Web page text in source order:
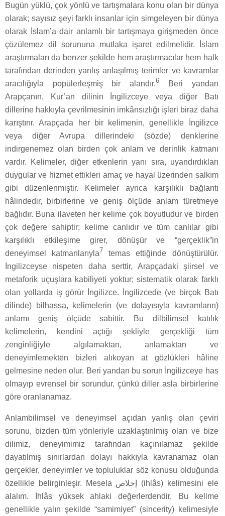
Bugün yüklü, çok yönlü ve tartışmalara konu olan bir dünya
olarak; sayısız şeyi farklı insanlar için simgeleyen bir dünya
olarak İslam’a dair anlamlı bir tartışmaya girişmeden önce
çözülemez dil sorununa mutlaka işaret edilmelidir. İslam
araştırmaları da benzer şekilde hem araştırmacılar hem halk
tarafından derinden yanlış anlaşılmış terimler ve kavramlar
aracılığıyla popülerleşmiş bir alandır.6 Beri yandan
Arapçanın, Kur’an dilinin İngilizceye veya diğer Batı
dillerine hakkıyla çevrilmesinin imkânsızlığı işleri biraz daha
karıştırır. Arapçada her bir kelimenin, genellikle İngilizce
veya diğer Avrupa dillerindeki (sözde) denklerine
indirgenemez olan birden çok anlam ve derinlik katmanı
vardır. Kelimeler, diğer etkenlerin yanı sıra, uyandırdıkları
duygular ve hizmet ettikleri amaç ve hayal üzerinden salkım
gibi düzenlenmiştir. Kelimeler ayrıca karşılıklı bağlantı
hâlindedir, birbirlerine ve geniş ölçüde anlam türetmeye
bağlıdır. Buna ilaveten her kelime çok boyutludur ve birden
çok değere sahiptir; kelime canlıdır ve tüm canlılar gibi
karşılıklı etkileşime girer, dönüşür ve “gerçeklik”in
deneyimsel katmanlarıyla7 temas ettiğinde dönüştürülür.
İngilizceyse nispeten daha serttir, Arapçadaki şiirsel ve
metaforik uçuşlara kabiliyeti yoktur; sistematik olarak farklı
olan yollarda iş görür İngilizce. İngilizcede (ve birçok Batı
dilinde) bilhassa, kelimelerin (ve dolayısıyla kavramların)
anlamı geniş ölçüde sabittir. Bu dilbilimsel katılık
kelimelerin, kendini açtığı şekliyle gerçekliği tüm
zenginliğiyle algılamaktan, anlamaktan ve
deneyimlemekten bizleri alıkoyan at gözlükleri hâline
gelmesine neden olur. Beri yandan bu sorun İngilizceye has
olmayıp evrensel bir sorundur, çünkü diller asla birbirlerine
göre oranlanamaz.
Anlambilimsel ve deneyimsel açıdan yanlış olan çeviri
sorunu, bizden tüm yönleriyle uzaklaştırılmış olan ve bize
dilimiz, deneyimimiz tarafından kaçınılamaz şekilde
dayatılmış sınırlardan dolayı hakkıyla kavranamaz olan
gerçekler, deneyimler ve topluluklar söz konusu olduğunda
özellikle belirginleşir. Mesela إخلاص (ihlâs) kelimesini ele
alalım. İhlâs yüksek ahlaki değerlerdendir. Bu kelime
genellikle yalın şekilde “samimiyet” (sincerity) kelimesiyle